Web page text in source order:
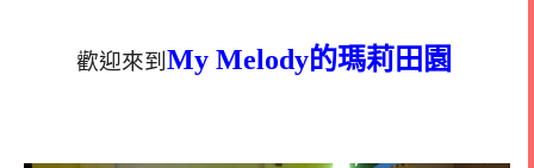
歡迎來到 My Melody的瑪莉田園